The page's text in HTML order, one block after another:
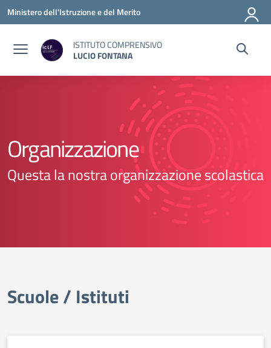
Vai ai contenuti
Vai al menu di navigazione
Vai al footer
Ministero dell'Istruzione e del Merito
ISTITUTO COMPRENSIVO
LUCIO FONTANA
Organizzazione
Questa la nostra organizzazione scolastica
elenco degli organi
Scuole / Istituti